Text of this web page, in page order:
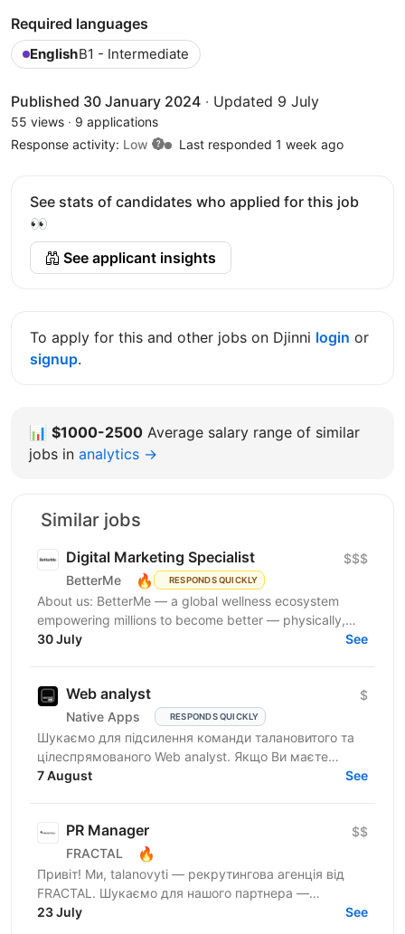
Required languages
EnglishB1 - Intermediate
Published 30 January 2024 · Updated 9 July
55 views · 9 applications
Response activity: Low Last responded 1 week ago
See stats of candidates who applied for this job
👀
See applicant insights
To apply for this and other jobs on Djinni login or
signup.
📊 $1000-2500 Average salary range of similar
jobs in analytics →
Similar jobs
Digital Marketing Specialist
BetterMe 🔥 RESPONDS QUICKLY
$$$
About us: BetterMe — a global wellness ecosystem
empowering millions to become better — physically,
mentally, and emotionally. We build what makes
30 July See
Web analyst
Native Apps RESPONDS QUICKLY
$
Шукаємо для підсилення команди талановитого та
цілеспрямованого Web analyst. Якщо Ви маєте
глибокі знання в діджитал аналітиці, прагнете
7 August See
PR Manager
FRACTAL 🔥
$$
Привіт! Ми, talanovyti — рекрутингова агенція від
FRACTAL. Шукаємо для нашого партнера —
найбільшої інвестспільноти України, УкрІнвестКлубу
23 July See